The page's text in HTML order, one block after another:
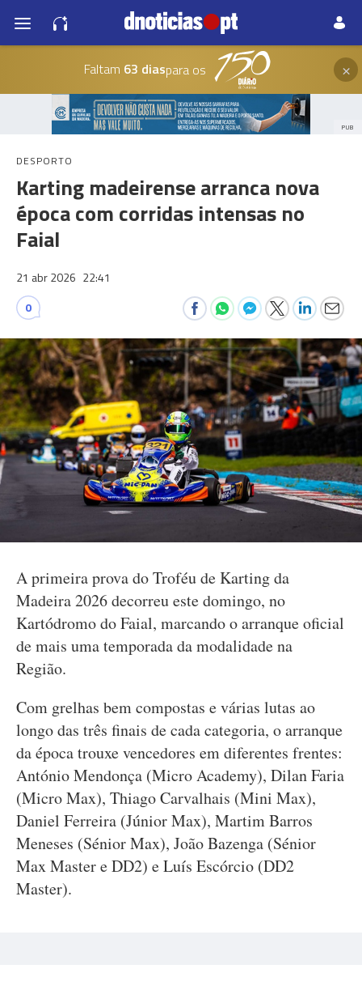
Faltam 63 diaspara os ×
PUB
DESPORTO
Karting madeirense arranca nova
época com corridas intensas no
Faial
21 abr 2026 22:41
0
A primeira prova do Troféu de Karting da
Madeira 2026 decorreu este domingo, no
Kartódromo do Faial, marcando o arranque oficial
de mais uma temporada da modalidade na
Região.
Com grelhas bem compostas e várias lutas ao
longo das três finais de cada categoria, o arranque
da época trouxe vencedores em diferentes frentes:
António Mendonça (Micro Academy), Dilan Faria
(Micro Max), Thiago Carvalhais (Mini Max),
Daniel Ferreira (Júnior Max), Martim Barros
Meneses (Sénior Max), João Bazenga (Sénior
Max Master e DD2) e Luís Escórcio (DD2
Master).